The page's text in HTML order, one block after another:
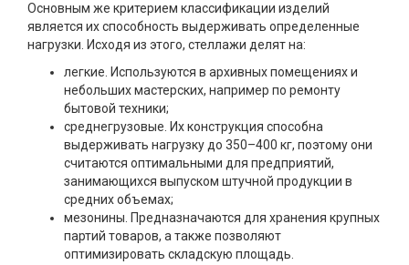
Основным же критерием классификации изделий
является их способность выдерживать определенные
нагрузки. Исходя из этого, стеллажи делят на:
легкие. Используются в архивных помещениях и
небольших мастерских, например по ремонту
бытовой техники;
среднегрузовые. Их конструкция способна
выдерживать нагрузку до 350–400 кг, поэтому они
считаются оптимальными для предприятий,
занимающихся выпуском штучной продукции в
средних объемах;
мезонины. Предназначаются для хранения крупных
партий товаров, а также позволяют
оптимизировать складскую площадь.